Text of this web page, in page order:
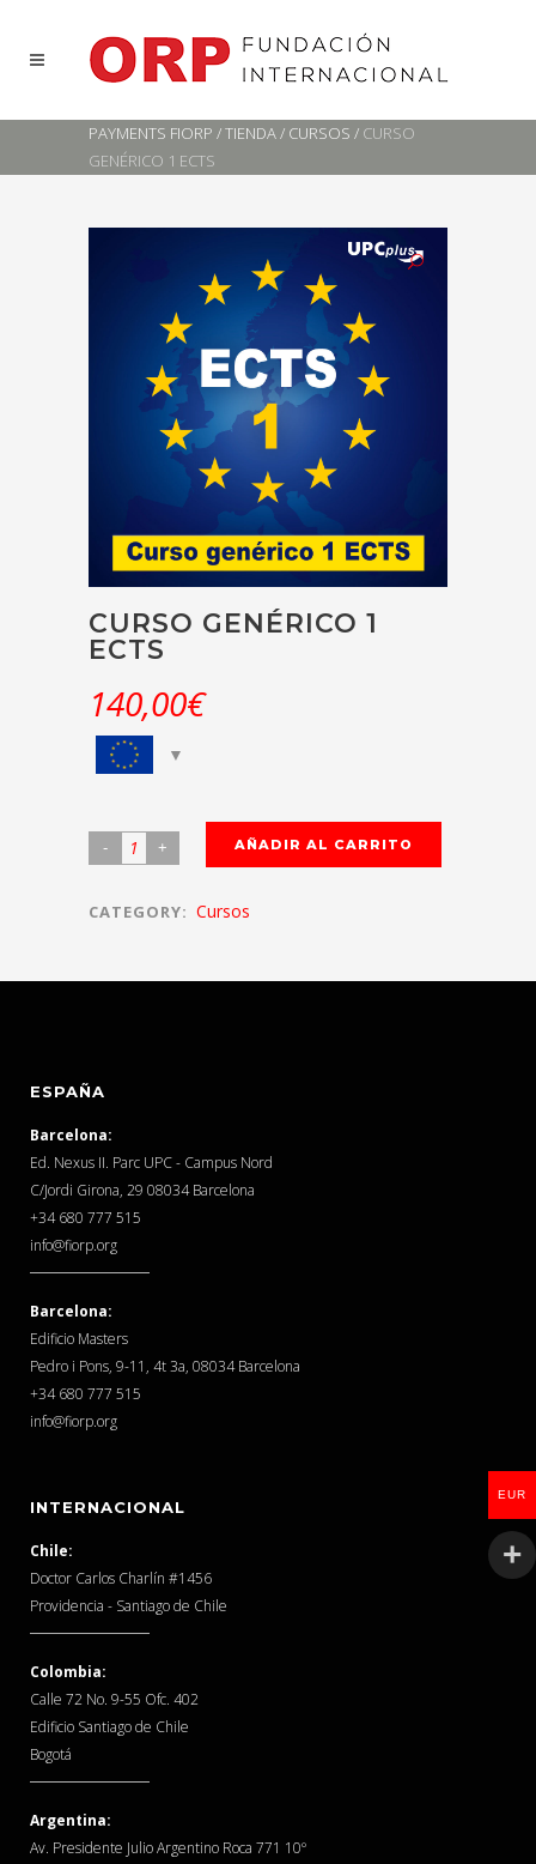
PAYMENTS FIORP /TIENDA/ CURSOS / CURSO
GENÉRICO 1 ECTS
CURSO GENÉRICO 1
ECTS
140,00€
AÑADIR AL CARRITO
CATEGORY: Cursos
ESPAÑA
Barcelona:
Ed. Nexus II. Parc UPC - Campus Nord
C/Jordi Girona, 29 08034 Barcelona
‎+34 680 777 515
info@fiorp.org
Barcelona:
Edificio Masters
Pedro i Pons, 9-11, 4t 3a, 08034 Barcelona
‎+34 680 777 515
info@fiorp.org
INTERNACIONAL
Chile:
Doctor Carlos Charlín #1456
Providencia - Santiago de Chile
Colombia:
Calle 72 No. 9-55 Ofc. 402
Edificio Santiago de Chile
Bogotá
Argentina:
Av. Presidente Julio Argentino Roca 771 10º
EUR